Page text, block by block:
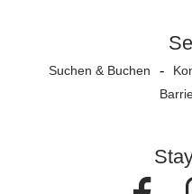
Suchen & Buchen